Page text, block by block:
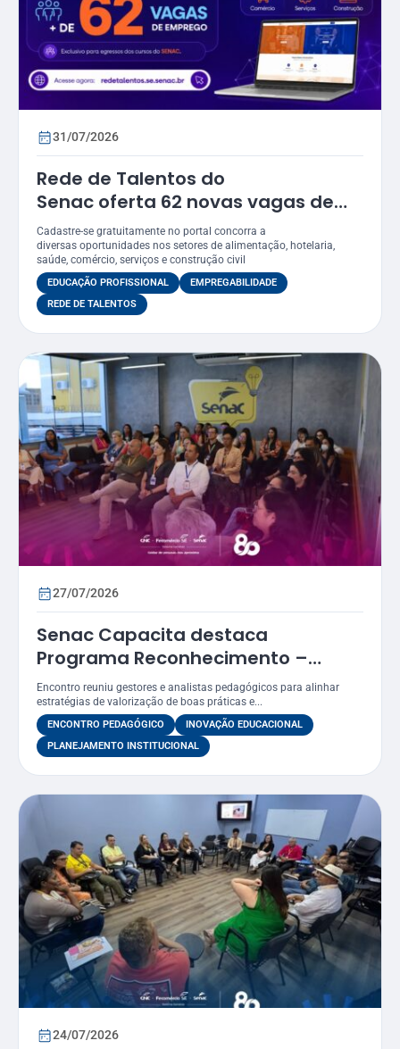
31/07/2026
Rede de Talentos do
Senac oferta 62 novas vagas de
emprego em Sergipe
Cadastre-se gratuitamente no portal concorra a
diversas oportunidades nos setores de alimentação, hotelaria,
saúde, comércio, serviços e construção civil
EDUCAÇÃO PROFISSIONAL
EMPREGABILIDADE
REDE DE TALENTOS
27/07/2026
Senac Capacita destaca
Programa Reconhecimento –
Prêmio Atena como estratégia
para valorizar práticas
educacionais
Encontro reuniu gestores e analistas pedagógicos para alinhar
estratégias de valorização de boas práticas e...
ENCONTRO PEDAGÓGICO
INOVAÇÃO EDUCACIONAL
PLANEJAMENTO INSTITUCIONAL
24/07/2026